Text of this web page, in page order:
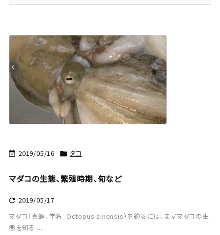
 2019/05/16  タコ
マダコの生態、繁殖時期、旬など
 2019/05/17
マダコ（真蛸、学名: Octopus sinensis）を釣るには、まずマダコの生
態を知る ...